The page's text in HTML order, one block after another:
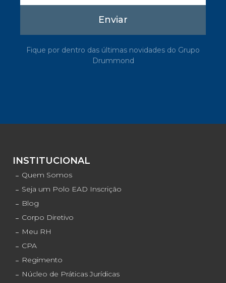
Enviar
Fique por dentro das últimas novidades do Grupo
Drummond
INSTITUCIONAL
Quem Somos
Seja um Polo EAD Inscrição
Blog
Corpo Diretivo
Meu RH
CPA
Regimento
Núcleo de Práticas Jurídicas